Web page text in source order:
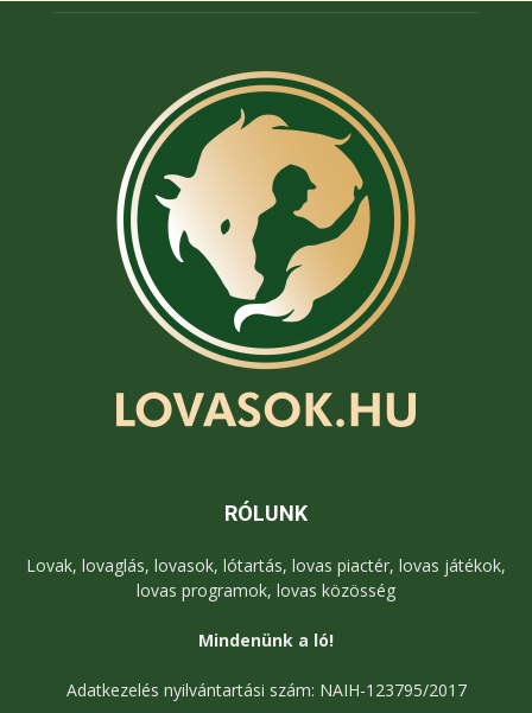
RÓLUNK
Lovak, lovaglás, lovasok, lótartás, lovas piactér, lovas játékok,
lovas programok, lovas közösség
Mindenünk a ló!
Adatkezelés nyilvántartási szám: NAIH-123795/2017